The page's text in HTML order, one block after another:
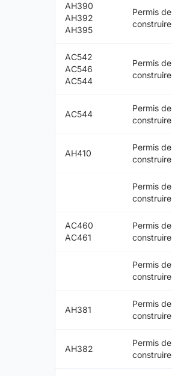
AH390
AH392
AH395
Permis de
construire
AC542
AC546
AC544
Permis de
construire
AC544
Permis de
construire
AH410
Permis de
construire
Permis de
construire
AC460
AC461
Permis de
construire
Permis de
construire
AH381
Permis de
construire
AH382
Permis de
construire